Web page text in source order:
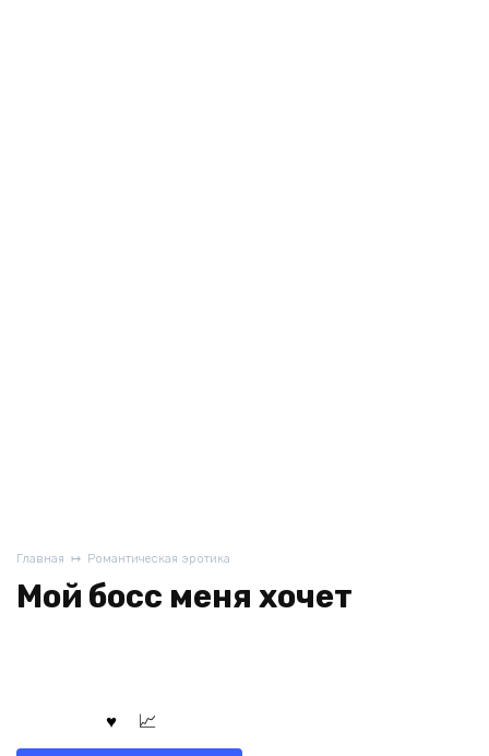
Главная Романтическая эротика
Мой босс меня хочет